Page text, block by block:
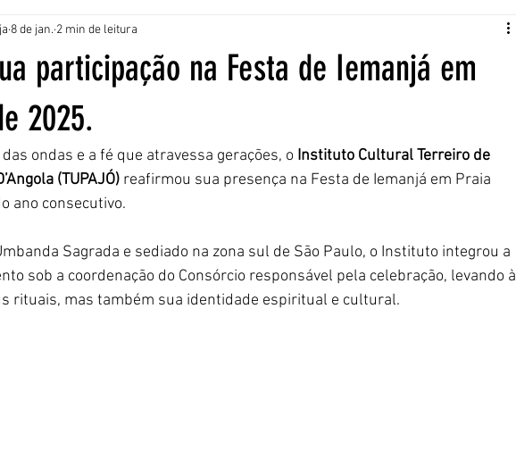
participação na Festa de Iemanjá em
2025.
8 de jan. 2 min de leitura
ondas e a fé que atravessa gerações, o Instituto Cultural Terreiro de
(TUPAJÓ) reafirmou sua presença na Festa de Iemanjá em Praia
ano consecutivo.
Sagrada e sediado na zona sul de São Paulo, o Instituto integrou a
sob a coordenação do Consórcio responsável pela celebração, levando à
rituais, mas também sua identidade espiritual e cultural.